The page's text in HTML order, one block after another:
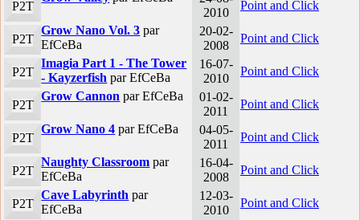
P2T
2010
Point and Click
P2T
Grow Nano Vol. 3 par
EfCeBa
20-02-
2008
Point and Click
P2T
Imagia Part 1 - The Tower
- Kayzerfish par EfCeBa
16-07-
2010
Point and Click
P2T
Grow Cannon par EfCeBa
01-02-
2011
Point and Click
P2T
Grow Nano 4 par EfCeBa
04-05-
2011
Point and Click
P2T
Naughty Classroom par
EfCeBa
16-04-
2008
Point and Click
P2T
Cave Labyrinth par
EfCeBa
12-03-
2010
Point and Click